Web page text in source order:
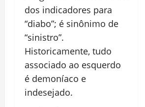
dos indicadores para
“diabo”; é sinônimo de
“sinistro”.
Historicamente, tudo
associado ao esquerdo
é demoníaco e
indesejado.